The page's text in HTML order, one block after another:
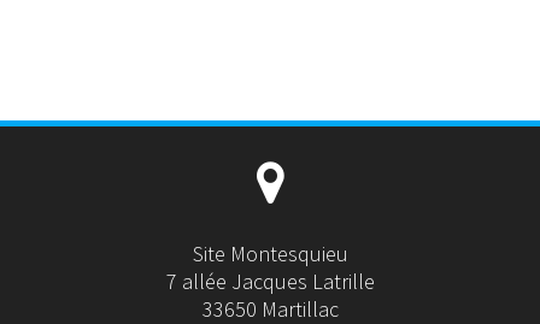
Site Montesquieu
7 allée Jacques Latrille
33650 Martillac